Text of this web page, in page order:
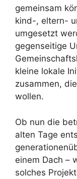
gemeinsam
kind-, eltern-
umgesetzt
gegenseitige
kleine lokale
zusammen,
wollen.
Ob nun die
alten Tage
einem Dach –
solches